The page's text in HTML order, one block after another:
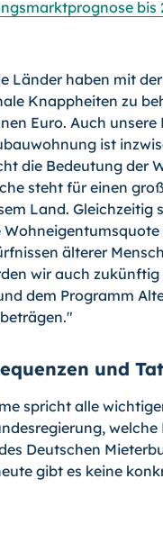
Länder haben mit
Knappheiten zu
Euro. Auch
ist
die Bedeutung
steht für einen
Land. Gleichzeitig
älterer
wir auch zukünftig
dem Programm
und
spricht alle
Deutschen
gibt es keine